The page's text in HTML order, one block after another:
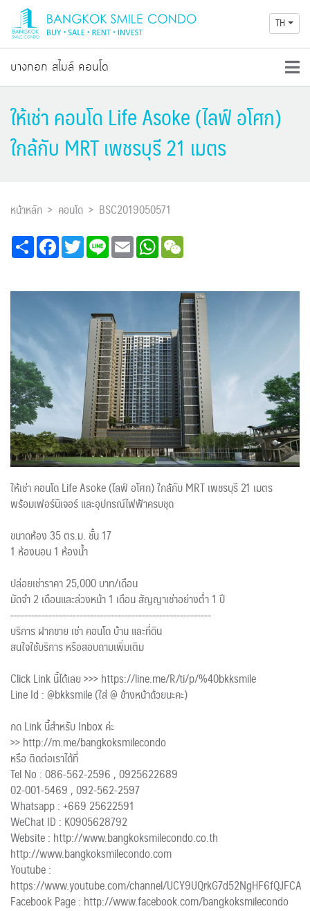
TH
บางกอก สไมล์ คอนโด
ให้เช่า คอนโด Life Asoke (ไลฟ์ อโศก)
ใกล้กับ MRT เพชรบุรี 21 เมตร
หน้าหลัก คอนโด
BSC2019050571
Share FacebookTwitterLine Email WhatsApp
ให้เช่า คอนโด Life Asoke (ไลฟ์ อโศก) ใกล้กับ MRT เพชรบุรี 21 เมตร
พร้อมเฟอร์นิเจอร์ และอุปกรณ์ไฟฟ้าครบชุด
ขนาดห้อง 35 ตร.ม. ชั้น 17
1 ห้องนอน 1 ห้องน้ำ
ปล่อยเช่าราคา 25,000 บาท/เดือน
มัดจำ 2 เดือนและล่วงหน้า 1 เดือน สัญญาเช่าอย่างต่ำ 1 ปี
----------------------------------------------------------
บริการ ฝากขาย เช่า คอนโด บ้าน และที่ดิน
สนใจใช้บริการ หรือสอบถามเพิ่มเติม
Click Link นี้ได้เลย >>> https://line.me/R/ti/p/%40bkksmile
Line Id : @bkksmile (ใส่ @ ข้างหน้าด้วยนะคะ)
กด Link นี้สำหรับ Inbox ค่ะ
>> http://m.me/bangkoksmilecondo
หรือ ติดต่อเราได้ที่
Tel No : 086-562-2596 , 0925622689
02-001-5469 , 092-562-2597
Whatsapp : +669 25622591
WeChat ID : K0905628792
Website : http://www.bangkoksmilecondo.co.th
http://www.bangkoksmilecondo.com
Youtube :
https://www.youtube.com/channel/UCY9UQrkG7d52NgHF6fQJFCA
Facebook Page : http://www.facebook.com/bangkoksmilecondo